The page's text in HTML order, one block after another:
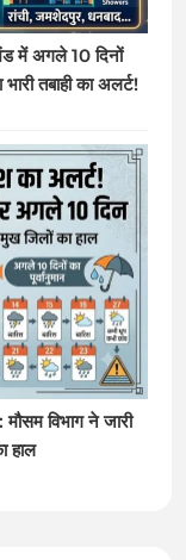
में अगले 10 दिनों
तबाही का अलर्ट!
विभाग ने जारी
हाल